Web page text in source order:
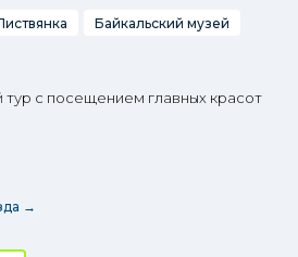
Байкальский музей
с посещением главных красот
→